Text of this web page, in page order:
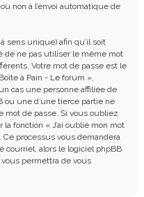
non à l’envoi automatique de
sens unique) afin qu’il soit
de ne pas utiliser le même mot
Votre mot de passe est le
à Pain - Le forum »,
cas une personne affiliée de
ou une d’une tierce partie ne
de passe. Si vous oubliez
fonction « J’ai oublié mon mot
processus vous demandera
courriel, alors le logiciel phpBB
permettra de vous